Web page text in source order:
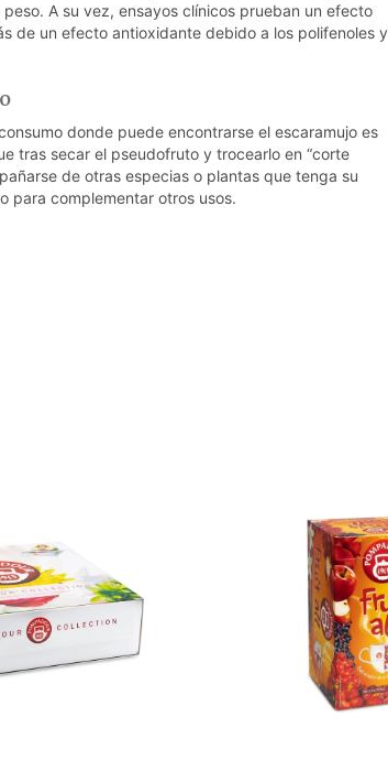
A su vez, ensayos clínicos prueban un efecto
de un efecto antioxidante debido a los polifenoles y
donde puede encontrarse el escaramujo es
tras secar el pseudofruto y trocearlo en “corte
de otras especias o plantas que tenga su
para complementar otros usos.